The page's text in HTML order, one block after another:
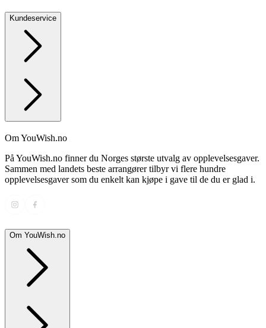
Kundeservice
Om YouWish.no
På YouWish.no finner du Norges største utvalg av opplevelsesgaver.
Sammen med landets beste arrangører tilbyr vi flere hundre
opplevelsesgaver som du enkelt kan kjøpe i gave til de du er glad i.
Om YouWish.no